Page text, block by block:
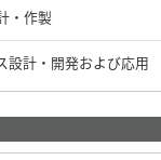
・作製
設計・開発および応用